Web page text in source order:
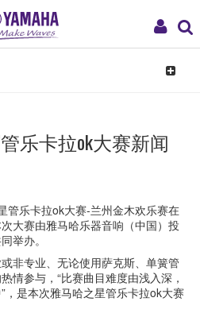
My
Toggle
乐卡拉ok大赛新闻
管乐卡拉ok大赛-兰州金木欢乐赛在
大赛由雅马哈乐器音响（中国）投
举办。
非专业、无论使用萨克斯、单簧管
情参与，“比赛曲目难度由浅入深，
，是本次雅马哈之星管乐卡拉ok大赛